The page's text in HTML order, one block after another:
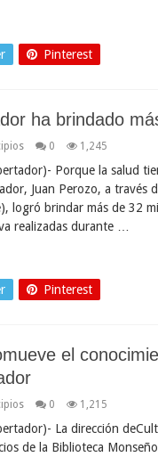
Pinterest
ha brindado
0 1,245
Porque la salud
Juan Perozo, a través
logró brindar más de 32
realizadas durante …
Pinterest
el
0 1,215
La dirección
de la Biblioteca